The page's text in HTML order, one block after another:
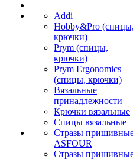
Addi
Hobby&Pro (спицы,
крючки)
Prym (спицы,
крючки)
Prym Ergonomics
(спицы, крючки)
Вязальные
принадлежности
Крючки вязальные
Спицы вязальные
Стразы
ASFOUR
Стразы